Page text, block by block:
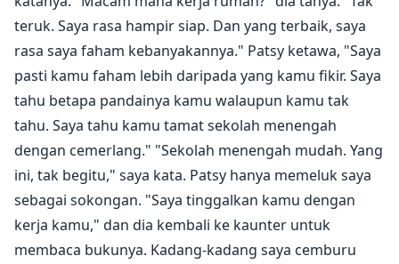
teruk. Saya rasa hampir siap. Dan yang terbaik, saya
rasa saya faham kebanyakannya." Patsy ketawa, "Saya
pasti kamu faham lebih daripada yang kamu fikir. Saya
tahu betapa pandainya kamu walaupun kamu tak
tahu. Saya tahu kamu tamat sekolah menengah
dengan cemerlang." "Sekolah menengah mudah. Yang
ini, tak begitu," saya kata. Patsy hanya memeluk saya
sebagai sokongan. "Saya tinggalkan kamu dengan
kerja kamu," dan dia kembali ke kaunter untuk
membaca bukunya. Kadang-kadang saya cemburu